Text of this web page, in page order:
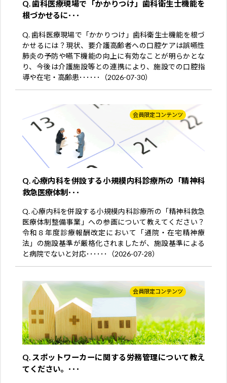
Q. 歯科医療現場で「かかりつけ」歯科衛生士機能を
根づかせるに･･･
Q. 歯科医療現場で「かかりつけ」歯科衛生士機能を根づ
かせるには？現状、要介護高齢者への口腔ケアは誤嚥性
肺炎の予防や嚥下機能の向上に有効なことが明らかとな
り、今後は介護施設等との連携により、施設での口腔指
導や在宅・高齢患･･････（2026-07-30）
会員限定コンテンツ
Q. 心療内科を併設する小規模内科診療所の「精神科
救急医療体制･･･
Q. 心療内科を併設する小規模内科診療所の「精神科救急
医療体制整備事業」への参画について教えてください？
令和８年度診療報酬改定において「通院・在宅精神療
法」の施設基準が厳格化されましたが、施設基準による
と病院でないと対応･･････（2026-07-28）
会員限定コンテンツ
Q. スポットワーカーに関する労務管理について教え
てください。･･･